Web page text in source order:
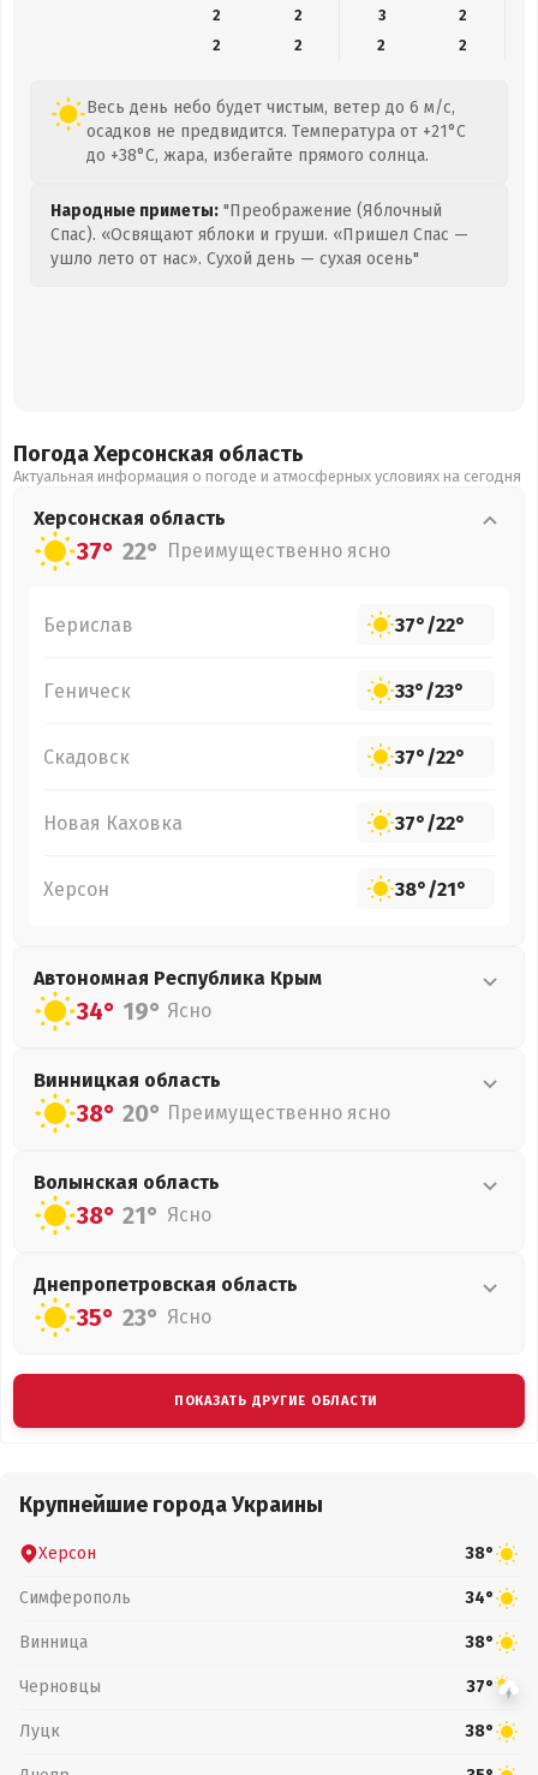
2
2 3
2
2
2 2 2
Весь день небо будет чистым, ветер до 6 м/с,
осадков не предвидится. Температура от +21°C
до +38°C, жара, избегайте прямого солнца.
Народные приметы: "Преображение (Яблочный
Спас). «Освящают яблоки и груши. «Пришел Спас —
ушло лето от нас». Сухой день — сухая осень"
Погода Херсонская область
Актуальная информация о погоде и атмосферных условиях на сегодня
Херсонская область
37° 22° Преимущественно ясно
Берислав 37°/22°
Геническ 33°/23°
Скадовск 37°/22°
Новая Каховка 37°/22°
Херсон 38°/21°
Автономная Республика Крым
34° 19° Ясно
Винницкая область
38° 20° Преимущественно ясно
Волынская область
38° 21° Ясно
Днепропетровская область
35° 23° Ясно
ПОКАЗАТЬ ДРУГИЕ ОБЛАСТИ
Крупнейшие города Украины
Херсон 38°
Симферополь 34°
Винница 38°
Черновцы 37°
Луцк 38°